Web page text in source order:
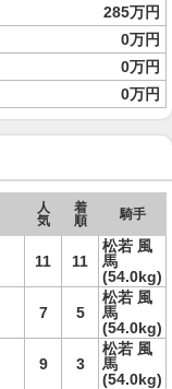
285万円
0万円
0万円
0万円
人
気
着
順
騎手
11 11
松若 風
馬
(54.0kg)
7 5
松若 風
馬
(54.0kg)
9 3
松若 風
馬
(54.0kg)